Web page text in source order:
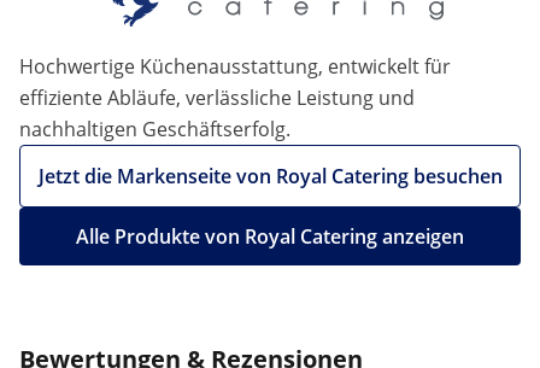
Hochwertige Küchenausstattung, entwickelt für
effiziente Abläufe, verlässliche Leistung und
nachhaltigen Geschäftserfolg.
Jetzt die Markenseite von Royal Catering besuchen
Alle Produkte von Royal Catering anzeigen
Bewertungen & Rezensionen